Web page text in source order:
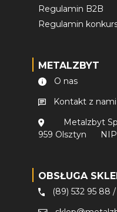
Regulamin B2B
Regulamin
METALZBYT
O nas
Kontakt z nami
Metalzbyt
959 Olsztyn
OBSŁUGA
(89) 532 95 88 /